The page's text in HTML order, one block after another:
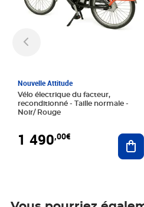
Nouvelle Attitude
Vélo électrique du facteur,
reconditionné - Taille normale -
Noir/ Rouge
1 490,00€